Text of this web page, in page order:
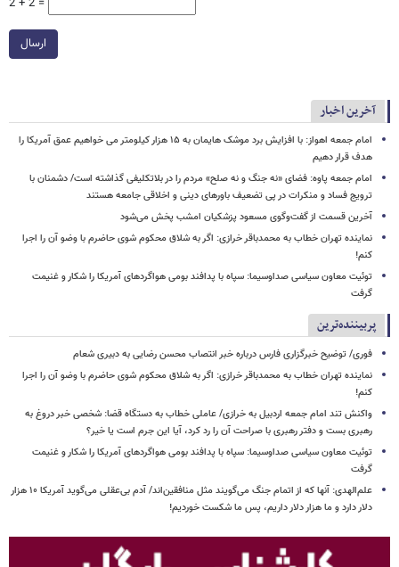
ارسال
آخرین اخبار
امام‌ جمعه اهواز: با افزایش برد موشک هایمان به ۱۵ هزار کیلومتر می خواهیم عمق آمریکا را
هدف قرار دهیم
امام جمعه پاوه: فضای «نه جنگ و نه صلح» مردم را در بلاتکلیفی گذاشته است/ دشمنان با
ترویج فساد و منکرات در پی تضعیف باورهای دینی و اخلاقی جامعه هستند
آخرین قسمت از گفت‌وگوی مسعود پزشکیان امشب پخش می‌شود
نماینده تهران خطاب به محمدباقر خرازی: اگر به شلاق محکوم شوی حاضرم با وضو آن را اجرا
کنم!
توئیت معاون سیاسی صداوسیما: سپاه با پدافند بومی هواگردهای آمریکا را شکار و غنیمت
گرفت
پربیننده‌ترین
فوری/ توضیح خبرگزاری فارس درباره خبر انتصاب محسن رضایی به دبیری شعام
نماینده تهران خطاب به محمدباقر خرازی: اگر به شلاق محکوم شوی حاضرم با وضو آن را اجرا
کنم!
واکنش تند امام جمعه اردبیل به خرازی/ عاملی خطاب به دستگاه قضا: شخصی خبر دروغ به
رهبری بست و دفتر رهبری با صراحت آن را رد کرد، آیا این جرم است یا خیر؟
توئیت معاون سیاسی صداوسیما: سپاه با پدافند بومی هواگردهای آمریکا را شکار و غنیمت
گرفت
علم‌الهدی: آنها که از اتمام جنگ می‌گویند مثل منافقین‌اند/ آدم بی‌عقلی می‌گوید آمریکا ۱۰ هزار
دلار دارد و ما هزار دلار داریم، پس ما شکست خوردیم!